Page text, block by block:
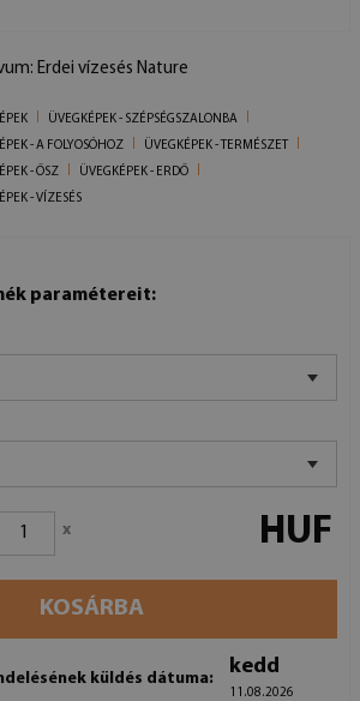
Erdei vízesés Nature
ÜVEGKÉPEK - SZÉPSÉGSZALONBA
- A FOLYOSÓHOZ
ÜVEGKÉPEK - TERMÉSZET
- ŐSZ
ÜVEGKÉPEK - ERDŐ
- VÍZESÉS
paramétereit:
x HUF
KOSÁRBA
küldés dátuma:
kedd
11.08.2026